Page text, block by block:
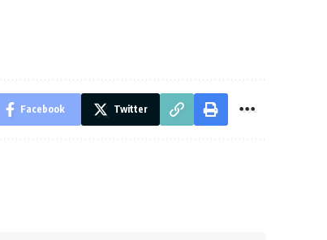
Facebook Twitter